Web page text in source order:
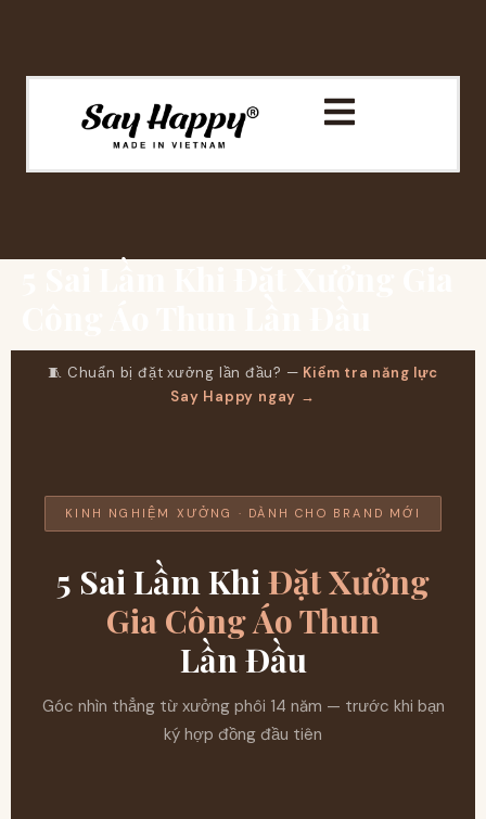
🧵 Chuẩn bị đặt xưởng lần đầu? — Kiểm tra năng lực
Say Happy ngay →
KINH NGHIỆM XƯỞNG · DÀNH CHO BRAND MỚI
5 Sai Lầm Khi Đặt Xưởng
Gia Công Áo Thun
Lần Đầu
Góc nhìn thẳng từ xưởng phôi 14 năm — trước khi bạn
ký hợp đồng đầu tiên